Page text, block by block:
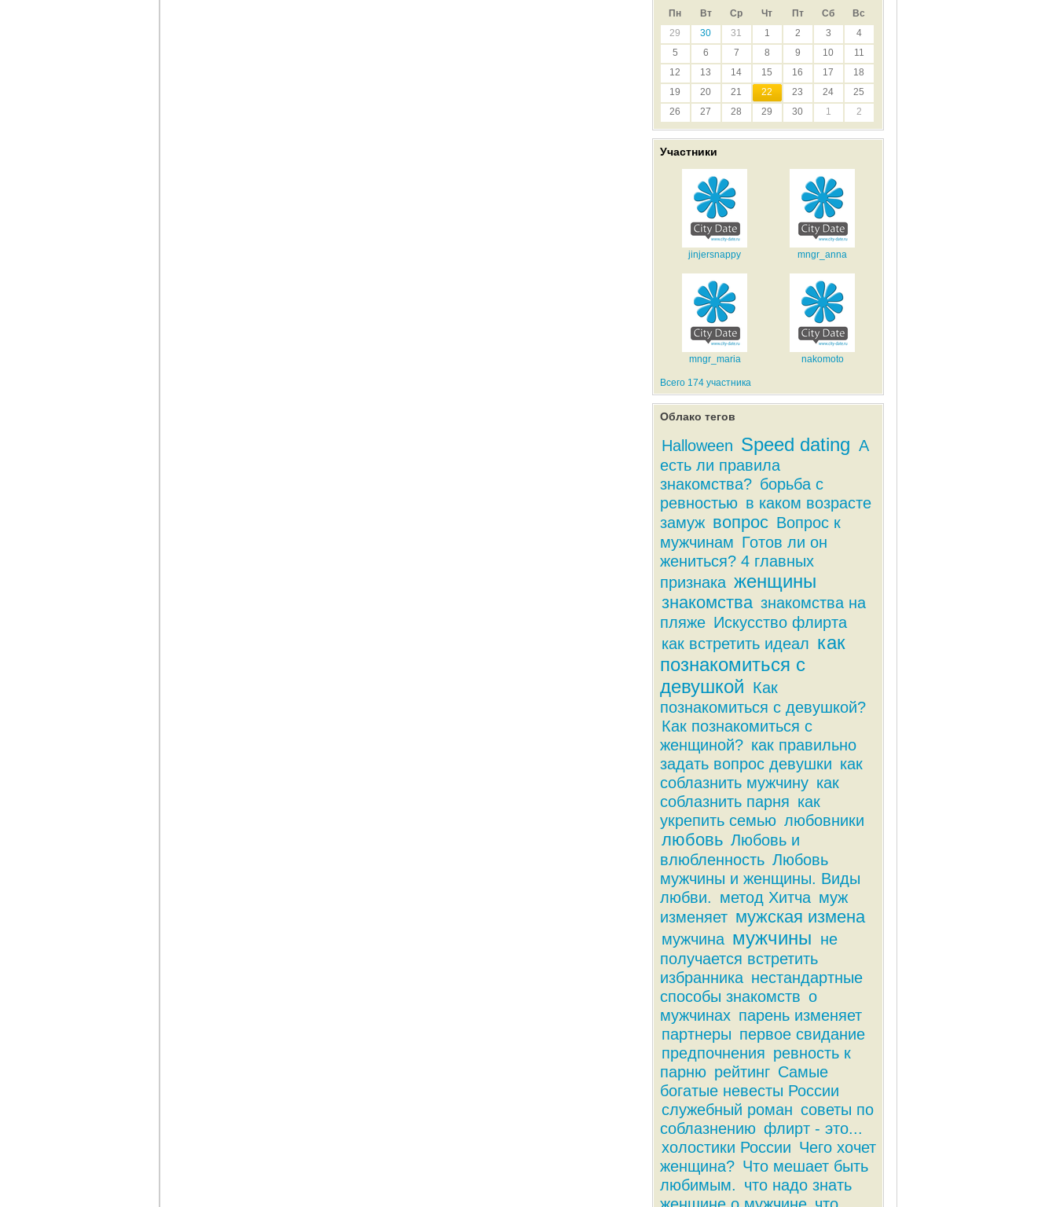
Пн Вт Ср Чт Пт Сб
Вс
29
30 31 1 2 3
4
5
6 7 8 9 10
11
12
13 14 15 16 17
18
19
20 21 22 23 24
25
26
27 28 29 30 1 2
Участники
jinjersnappy mngr_anna
mngr_maria nakomoto
Всего 174 участника
Облако тегов
Halloween Speed dating А
есть ли правила
знакомства? борьба с
ревностью в каком возрасте
замуж вопрос Вопрос к
мужчинам Готов ли он
жениться? 4 главных
признака женщины
знакомства знакомства на
пляже Искусство флирта
как встретить идеал как
познакомиться с
девушкой Как
познакомиться с девушкой?
Как познакомиться с
женщиной? как правильно
задать вопрос девушки как
соблазнить мужчину как
соблазнить парня как
укрепить семью любовники
любовь Любовь и
влюбленность Любовь
мужчины и женщины. Виды
любви. метод Хитча муж
изменяет мужская измена
мужчина мужчины не
получается встретить
избранника нестандартные
способы знакомств о
мужчинах парень изменяет
партнеры первое свидание
предпочнения ревность к
парню рейтинг Самые
богатые невесты России
служебный роман советы по
соблазнению флирт - это...
холостики России Чего хочет
женщина? Что мешает быть
любимым. что надо знать